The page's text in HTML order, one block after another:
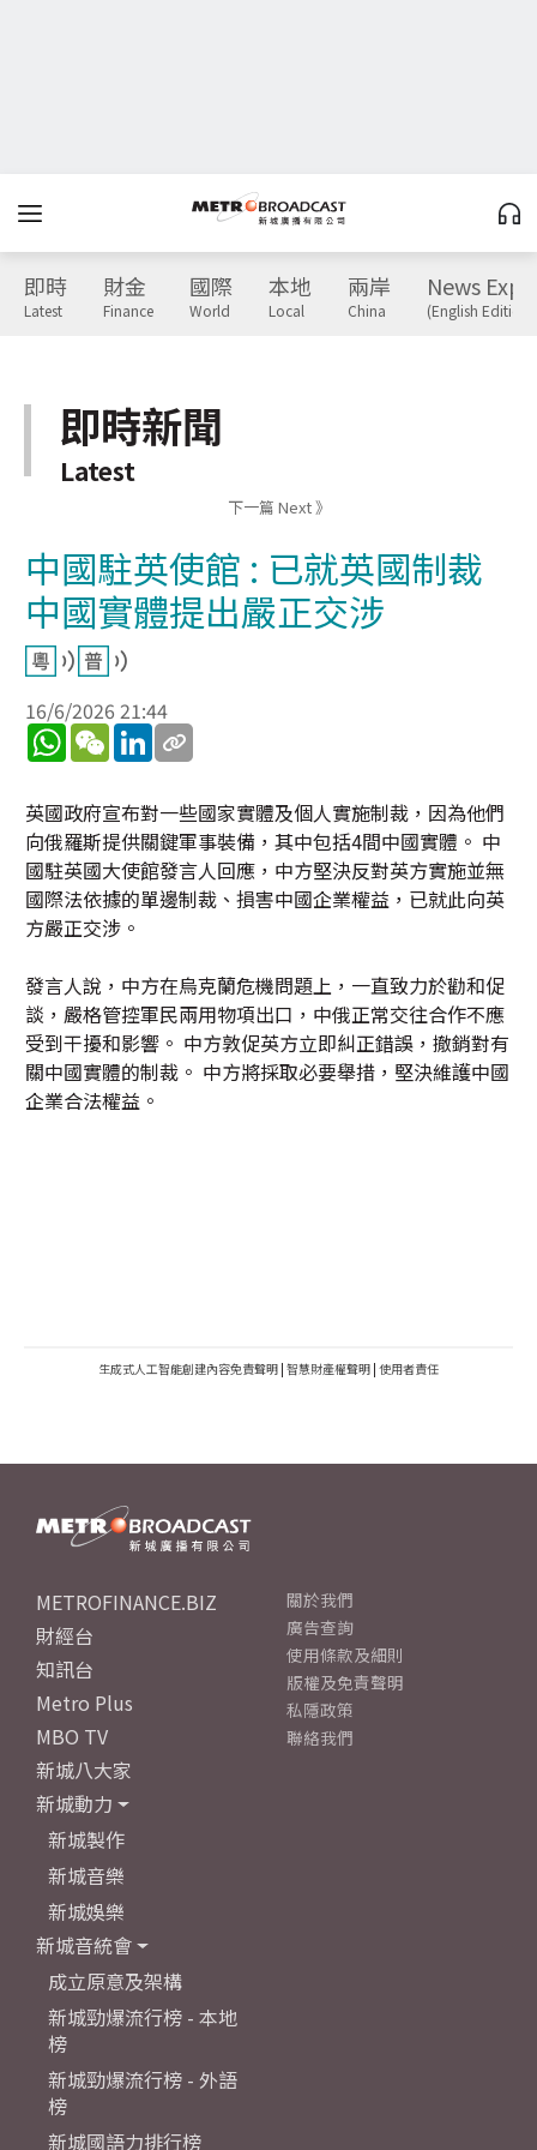
即時
Latest
財金
Finance
國際
World
本地
Local
兩岸
China
News
(English Edition)
即時新聞
Latest
下一篇 Next 》
中國駐英使館 : 已就英國制裁
中國實體提出嚴正交涉
16/6/2026 21:44
WhatsApp
WeChatLinkedIn
英國政府宣布對一些國家實體及個人實施制裁，因為他們
向俄羅斯提供關鍵軍事裝備，其中包括4間中國實體。 中
國駐英國大使館發言人回應，中方堅決反對英方實施並無
國際法依據的單邊制裁、損害中國企業權益，已就此向英
方嚴正交涉。
發言人說，中方在烏克蘭危機問題上，一直致力於勸和促
談，嚴格管控軍民兩用物項出口，中俄正常交往合作不應
受到干擾和影響。 中方敦促英方立即糾正錯誤，撤銷對有
關中國實體的制裁。 中方將採取必要舉措，堅決維護中國
企業合法權益。
生成式人工智能創建內容免責聲明 | 智慧財產權聲明 | 使用者責任
METROFINANCE.BIZ
財經台
知訊台
Metro Plus
MBO TV
新城八大家
新城動力
新城製作
新城音樂
新城娛樂
新城音統會
成立原意及架構
新城勁爆流行榜 - 本地
榜
新城勁爆流行榜 - 外語
榜
新城國語力排行榜
關於我們
廣告查詢
使用條款及細則
版權及免責聲明
私隱政策
聯絡我們